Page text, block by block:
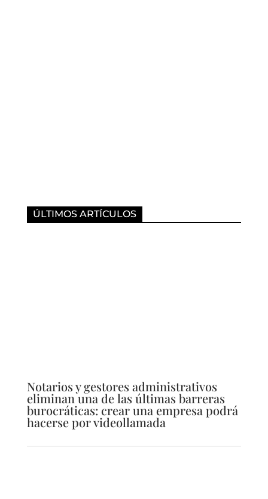
ÚLTIMOS ARTÍCULOS
Notarios y gestores administrativos
eliminan una de las últimas barreras
burocráticas: crear una empresa podrá
hacerse por videollamada